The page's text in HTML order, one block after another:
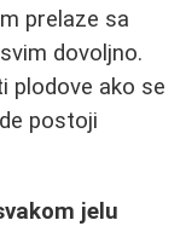
prelaze sa
dovoljno.
plodove ako se
postoji
jelu